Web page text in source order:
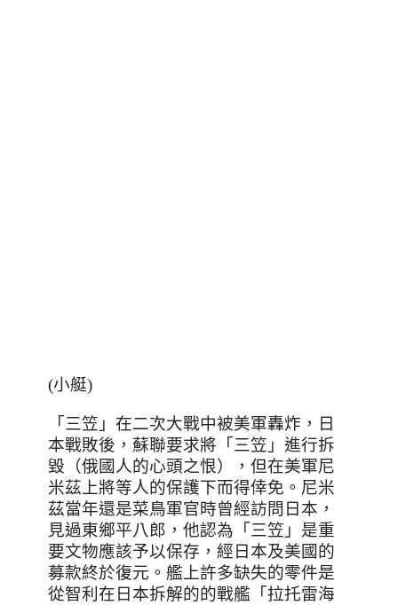
(小艇)
「三笠」在二次大戰中被美軍轟炸，日
本戰敗後，蘇聯要求將「三笠」進行拆
毀（俄國人的心頭之恨），但在美軍尼
米茲上將等人的保護下而得倖免。尼米
茲當年還是菜鳥軍官時曾經訪問日本，
見過東鄉平八郎，他認為「三笠」是重
要文物應該予以保存，經日本及美國的
募款終於復元。艦上許多缺失的零件是
從智利在日本拆解的的戰艦「拉托雷海